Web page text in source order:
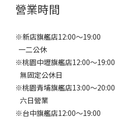
營業時間
※新店旗艦店12:00～19:00
一二公休
※桃園中壢旗艦店12:00～19:00
無固定公休日
※桃園青埔旗艦店13:00～20:00
六日營業
※台中旗艦店12:00～19:00